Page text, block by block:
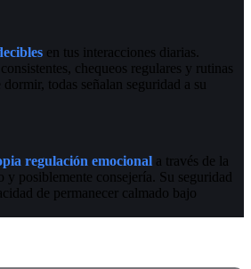
en tus interacciones diarias.
chequeos regulares y rutinas
todas señalan seguridad a su
regulación emocional a través de la
y posiblemente consejería. Su seguridad
de permanecer calmado bajo